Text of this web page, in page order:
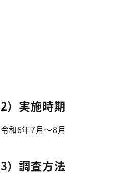
2）実施時期
令和6年7月～8月
3）調査方法